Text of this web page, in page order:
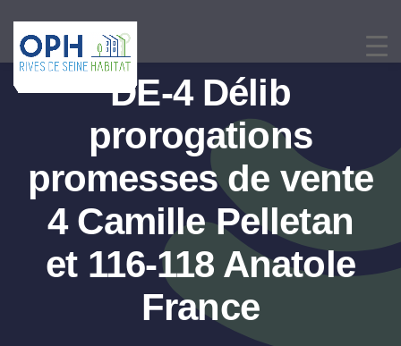
contenu
DE-4 Délib
prorogations
promesses de vente
4 Camille Pelletan
et 116-118 Anatole
France